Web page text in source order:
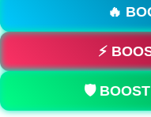
🔥
⚡
🛡️